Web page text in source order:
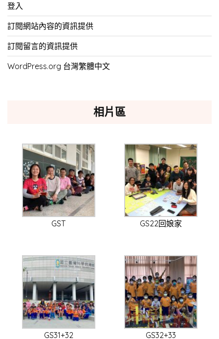
登入
訂閱網站內容的資訊提供
訂閱留言的資訊提供
WordPress.org 台灣繁體中文
相片區
GST GS22回娘家
GS31+32 GS32+33